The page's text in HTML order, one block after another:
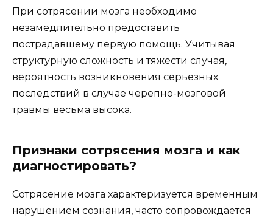
При сотрясении мозга необходимо
незамедлительно предоставить
пострадавшему первую помощь. Учитывая
структурную сложность и тяжести случая,
вероятность возникновения серьезных
последствий в случае черепно-мозговой
травмы весьма высока.
Признаки сотрясения мозга и как
диагностировать?
Сотрясение мозга характеризуется временным
нарушением сознания, часто сопровождается